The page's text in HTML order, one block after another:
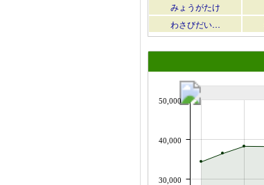
みょうがたけ
わさびだい…
30,000
40,000
50,000